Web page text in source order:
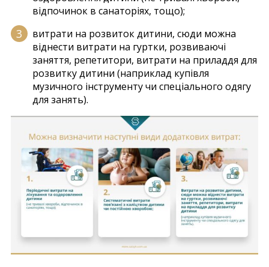
відпочинок в санаторіях, тощо);
витрати на розвиток дитини, сюди можна
віднести витрати на гуртки, розвиваючі
заняття, репетитори, витрати на приладдя для
розвитку дитини (наприклад купівля
музичного інструменту чи спеціального одягу
для занять).